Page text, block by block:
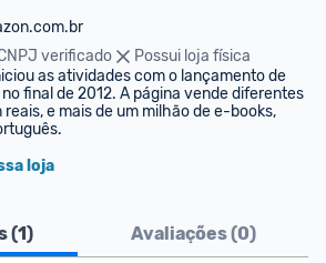
verificado
Possui loja física
as atividades com o lançamento de
final de 2012. A página vende diferentes
reais, e mais de um milhão de e-books,
loja
(1) Avaliações (0)